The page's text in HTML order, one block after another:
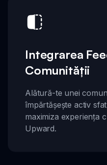
Integrarea
Comunității
Alătură-te unei
împărtășește activ
maximiza experiența
Upward.